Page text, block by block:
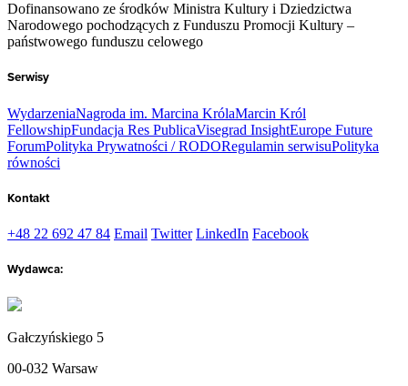
Dofinansowano ze środków Ministra Kultury i Dziedzictwa
Narodowego pochodzących z Funduszu Promocji Kultury –
państwowego funduszu celowego
Serwisy
WydarzeniaNagroda im. Marcina KrólaMarcin Król
FellowshipFundacja Res PublicaVisegrad InsightEurope Future
ForumPolityka Prywatności / RODORegulamin serwisuPolityka
równości
Kontakt
+48 22 692 47 84 Email Twitter LinkedIn Facebook
Wydawca:
Gałczyńskiego 5
00-032 Warsaw